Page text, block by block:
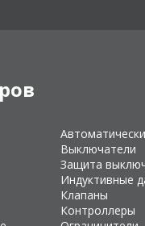
Выключатели
Защита
Индуктивные
Клапаны
Контроллеры